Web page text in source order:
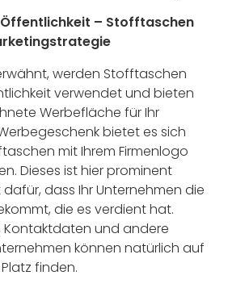
Öffentlichkeit – Stofftaschen
werden Stofftaschen
verwendet und bieten
Werbefläche für Ihr
bietet es sich
mit Ihrem Firmenlogo
Dieses ist hier prominent
dass Ihr Unternehmen die
die es verdient hat.
Kontaktdaten und andere
können natürlich auf
finden.